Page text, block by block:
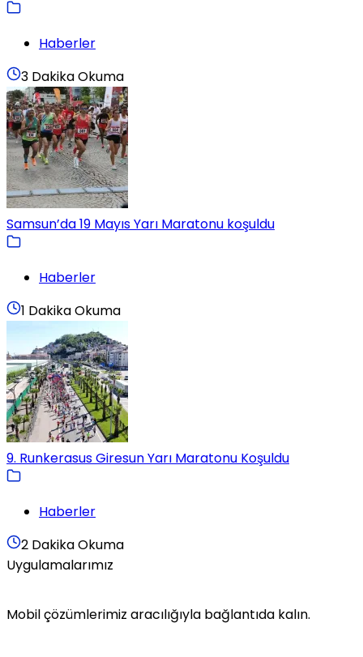
Haberler
3 Dakika Okuma
Samsun’da 19 Mayıs Yarı Maratonu koşuldu
Haberler
1 Dakika Okuma
9. Runkerasus Giresun Yarı Maratonu Koşuldu
Haberler
2 Dakika Okuma
Uygulamalarımız
Mobil çözümlerimiz aracılığıyla bağlantıda kalın.